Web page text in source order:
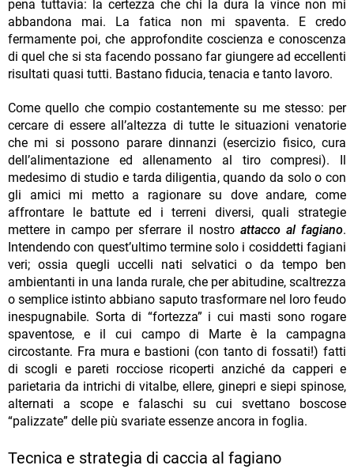
pena tuttavia: la certezza che chi la dura la vince non mi
abbandona mai. La fatica non mi spaventa. E credo
fermamente poi, che approfondite coscienza e conoscenza
di quel che si sta facendo possano far giungere ad eccellenti
risultati quasi tutti. Bastano fiducia, tenacia e tanto lavoro.
Come quello che compio costantemente su me stesso: per
cercare di essere all’altezza di tutte le situazioni venatorie
che mi si possono parare dinnanzi (esercizio fisico, cura
dell’alimentazione ed allenamento al tiro compresi). Il
medesimo di studio e tarda diligentia, quando da solo o con
gli amici mi metto a ragionare su dove andare, come
affrontare le battute ed i terreni diversi, quali strategie
mettere in campo per sferrare il nostro attacco al fagiano.
Intendendo con quest’ultimo termine solo i cosiddetti fagiani
veri; ossia quegli uccelli nati selvatici o da tempo ben
ambientanti in una landa rurale, che per abitudine, scaltrezza
o semplice istinto abbiano saputo trasformare nel loro feudo
inespugnabile. Sorta di “fortezza” i cui masti sono rogare
spaventose, e il cui campo di Marte è la campagna
circostante. Fra mura e bastioni (con tanto di fossati!) fatti
di scogli e pareti rocciose ricoperti anziché da capperi e
parietaria da intrichi di vitalbe, ellere, ginepri e siepi spinose,
alternati a scope e falaschi su cui svettano boscose
“palizzate” delle più svariate essenze ancora in foglia.
Tecnica e strategia di caccia al fagiano